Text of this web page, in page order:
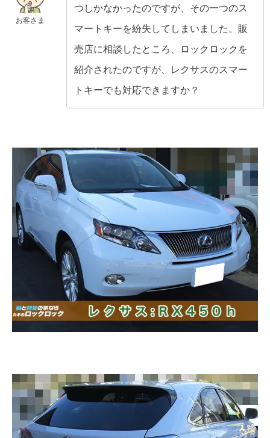
お客さま
つしかなかったのですが、その一つのス
マートキーを紛失してしまいました。販
売店に相談したところ、ロックロックを
紹介されたのですが、レクサスのスマー
トキーでも対応できますか？